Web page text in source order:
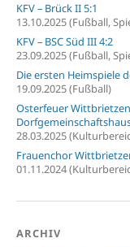
KFV – Brück II 5:1
13.10.2025 (Fußball,
KFV – BSC Süd III 4:2
23.09.2025 (Fußball,
Die ersten Heimspiele
19.09.2025 (Fußball)
Osterfeuer
28.03.2025
Frauenchor
01.11.2024
ARCHIV